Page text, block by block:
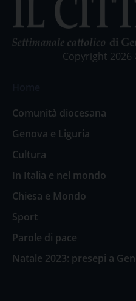
Copyright
Comunità diocesana
Genova e Liguria
Cultura
In Italia e nel mondo
Chiesa e Mondo
Sport
Parole di pace
Natale 2023: presepi a